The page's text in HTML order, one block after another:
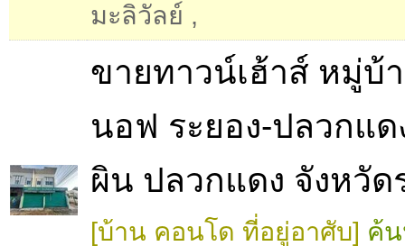
มะลิวัลย์ ,
ขายทาวน์เฮ้าส์ หมู่บ้
นอฟ ระยอง-ปลวกแด
ผิน ปลวกแดง จังหวัด
[บ้าน คอนโด ที่อยู่อาศับ] ค้